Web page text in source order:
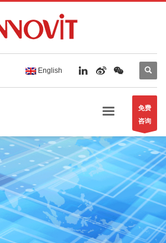
English
免费
咨询